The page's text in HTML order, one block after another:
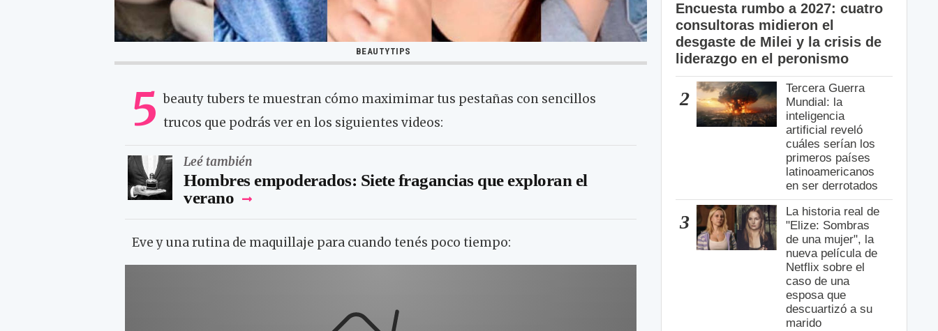
BEAUTYTIPS
5 beauty tubers te muestran cómo maximimar tus pestañas con sencillos
trucos que podrás ver en los siguientes videos:
Leé también
Hombres empoderados: Siete fragancias que exploran el
verano
Eve y una rutina de maquillaje para cuando tenés poco tiempo:
Encuesta rumbo a 2027: cuatro
consultoras midieron el
desgaste de Milei y la crisis de
liderazgo en el peronismo
2
Tercera Guerra
Mundial: la
inteligencia
artificial reveló
cuáles serían los
primeros países
latinoamericanos
en ser derrotados
3
La historia real de
"Elize: Sombras
de una mujer", la
nueva película de
Netflix sobre el
caso de una
esposa que
descuartizó a su
marido